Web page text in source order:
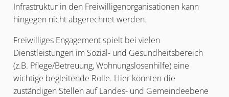
Infrastruktur in den Freiwilligenorganisationen kann
hingegen nicht abgerechnet werden.
Freiwilliges Engagement spielt bei vielen
Dienstleistungen im Sozial- und Gesundheitsbereich
(z.B. Pflege/Betreuung, Wohnungslosenhilfe) eine
wichtige begleitende Rolle. Hier könnten die
zuständigen Stellen auf Landes- und Gemeindeebene